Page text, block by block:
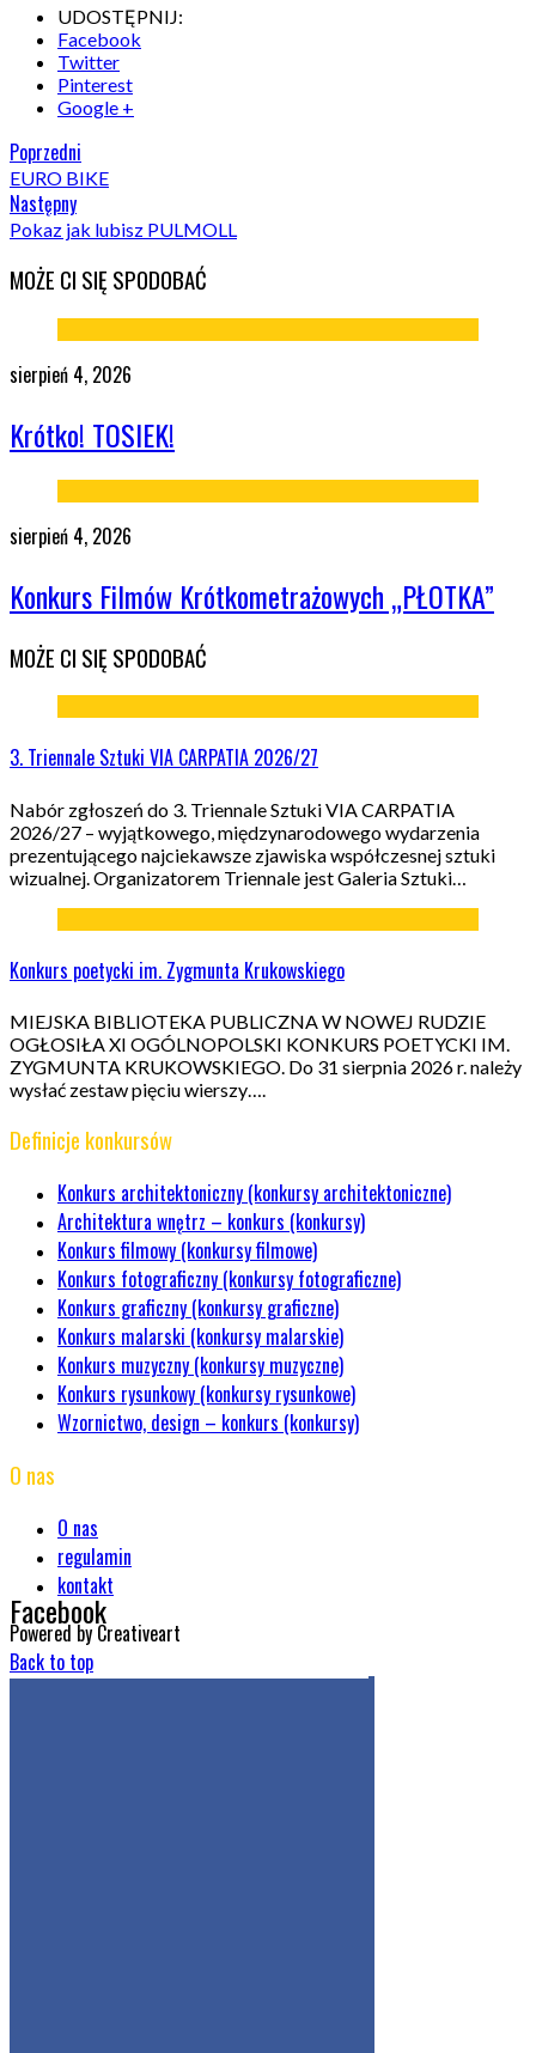
UDOSTĘPNIJ:
Facebook
Twitter
Pinterest
Google +
Poprzedni
EURO BIKE
Następny
Pokaz jak lubisz PULMOLL
MOŻE CI SIĘ SPODOBAĆ
sierpień 4, 2026
Krótko! TOSIEK!
sierpień 4, 2026
Konkurs Filmów Krótkometrażowych „PŁOTKA”
MOŻE CI SIĘ SPODOBAĆ
3. Triennale Sztuki VIA CARPATIA 2026/27
Nabór zgłoszeń do 3. Triennale Sztuki VIA CARPATIA
2026/27 – wyjątkowego, międzynarodowego wydarzenia
prezentującego najciekawsze zjawiska współczesnej sztuki
wizualnej. Organizatorem Triennale jest Galeria Sztuki…
Konkurs poetycki im. Zygmunta Krukowskiego
MIEJSKA BIBLIOTEKA PUBLICZNA W NOWEJ RUDZIE
OGŁOSIŁA XI OGÓLNOPOLSKI KONKURS POETYCKI IM.
ZYGMUNTA KRUKOWSKIEGO. Do 31 sierpnia 2026 r. należy
wysłać zestaw pięciu wierszy….
Definicje konkursów
Konkurs architektoniczny (konkursy architektoniczne)
Architektura wnętrz – konkurs (konkursy)
Konkurs filmowy (konkursy filmowe)
Konkurs fotograficzny (konkursy fotograficzne)
Konkurs graficzny (konkursy graficzne)
Konkurs malarski (konkursy malarskie)
Konkurs muzyczny (konkursy muzyczne)
Konkurs rysunkowy (konkursy rysunkowe)
Wzornictwo, design – konkurs (konkursy)
O nas
O nas
regulamin
kontakt
Powered by Creativeart
Back to top
Facebook
Get the Facebook Likebox Slider Pro for WordPress